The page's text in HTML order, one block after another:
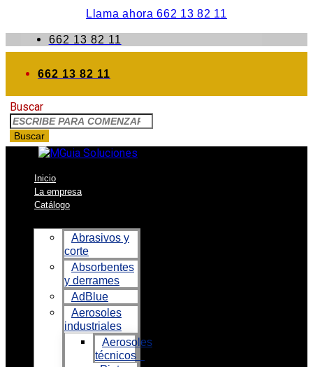
Llama ahora 662 13 82 11
662 13 82 11
662 13 82 11
Buscar
Buscar
Inicio
La empresa
Catálogo
Abrasivos y
corte
Absorbentes
y derrames
AdBlue
Aerosoles
industriales
Aerosoles
técnicos